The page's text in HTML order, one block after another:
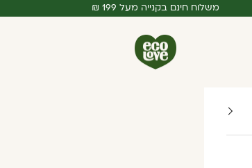
משלוח חינם בקנייה מעל 199 ₪
ecoLove